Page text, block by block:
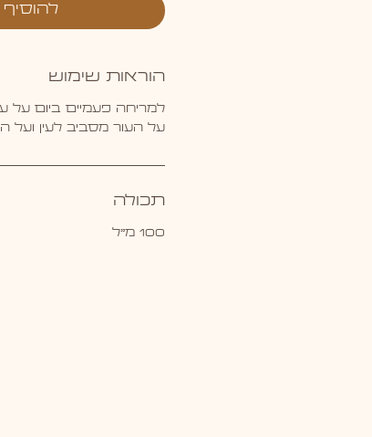
הוראות שימוש
למריחה פעמיים ביום על
על העור מסביב לעין ועל
תכולה
100 מ"ל